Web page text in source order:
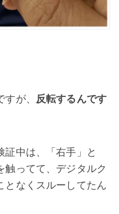
が、
反転するんです
証中は、「右手」と
触ってて、デジタルク
となくスルーしてたん